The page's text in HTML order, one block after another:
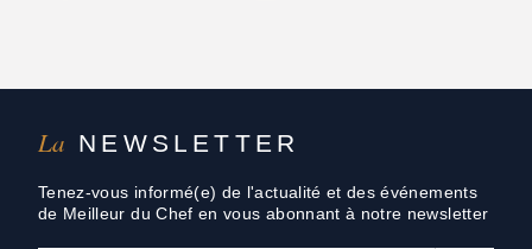
La NEWSLETTER
Tenez-vous informé(e) de l'actualité et des événements
de Meilleur du Chef en vous abonnant à notre newsletter